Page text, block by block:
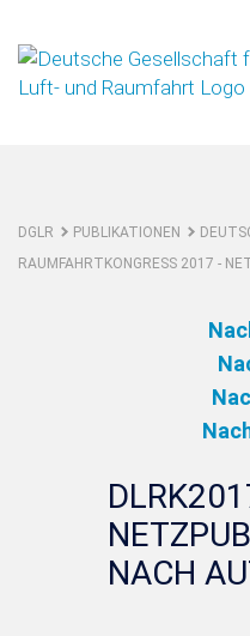
DGLR PUBLIKATIONEN
RAUMFAHRTKONGRESS 2017 -
NACH